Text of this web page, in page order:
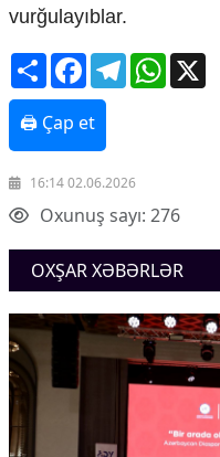
vurğulayıblar.
ShareFacebookTelegram
🖨 Çap et
16:14 02.06.2026
Oxunuş sayı: 276
OXŞAR XƏBƏRLƏR